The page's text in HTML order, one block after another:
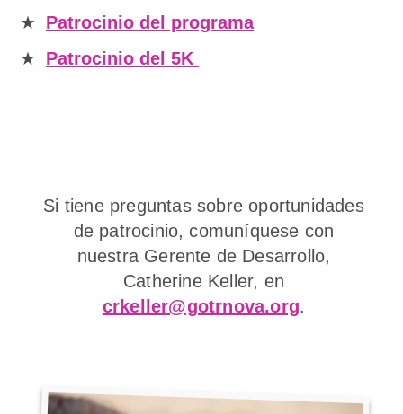
Patrocinio del programa
Patrocinio del 5K
Si tiene preguntas sobre oportunidades
de patrocinio, comuníquese con
nuestra Gerente de Desarrollo,
Catherine Keller, en
crkeller@gotrnova.org.